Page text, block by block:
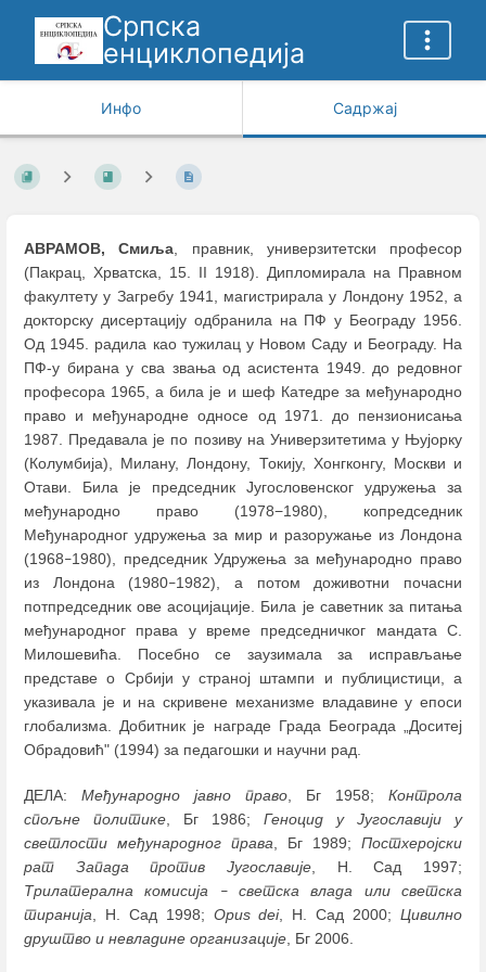
Српска
енциклопедија
Инфо Садржај
АВРАМОВ, Смиља, правник, универзитетски професор
(Пакрац, Хрватска, 15. II 1918). Дипломирала на Правном
факултету у Загребу 1941, магистрирала у Лондону 1952, а
докторску дисертацију одбранила на ПФ у Београду 1956.
Од 1945. радила као тужилац у Новом Саду и Београду. На
ПФ-у бирана у сва звања од асистента 1949. до редовног
професора 1965, а била је и шеф Катедре за међународно
право и међународне односе од 1971. до пензионисања
1987. Предавала је по позиву на Универзитетима у Њујорку
(Колумбија), Милану, Лондону, Токију, Хонгконгу, Москви и
Отави. Била је председник Југословенског удружења за
међународно право (1978−1980), копредседник
Међународног удружења за мир и разоружање из Лондона
(1968–1980), председник Удружења за међународно право
из Лондона (1980–1982), а потом доживотни почасни
потпредседник ове асоцијације. Била је саветник за питања
међународног права у време председничког мандата С.
Милошевића. Посебно се заузимала за исправљање
представе о Србији у страној штампи и публицистици, а
указивала је и на скривене механизме владавине у епоси
глобализма. Добитник је награде Града Београда „Доситеј
Обрадовић" (1994) за педагошки и научни рад.
ДЕЛА: Међународно јавно право , Бг 1958; Контрола
спољне политике , Бг 1986; Геноцид у Југославији у
светлости међународног права , Бг 1989; Постхеројски
рат Запада против Југославије , Н. Сад 1997;
Трилатерална комисија
–светска влада или светска
тиранија , Н. Сад 1998; Оpus dei, Н. Сад 2000;Цивилно
друштво и невладине организације , Бг 2006.